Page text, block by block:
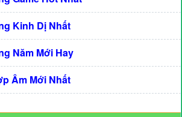
Kinh Dị Nhất
Năm Mới Hay
Âm Mới Nhất